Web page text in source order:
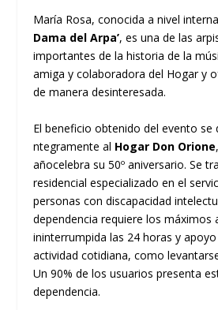
Marí­a Rosa, conocida a nivel
Dama del Arpa’, es una de las
importantes de la historia de la
amiga y colaboradora del Hogar y
de manera desinteresada.
El beneficio obtenido del evento
ntegramente al Hogar Don Orione
añocelebra su 50º aniversario. Se
residencial especializado en el
personas con discapacidad
dependencia requiere los máximos
ininterrumpida las 24 horas y
actividad cotidiana, como
Un 90% de los usuarios presenta
dependencia.